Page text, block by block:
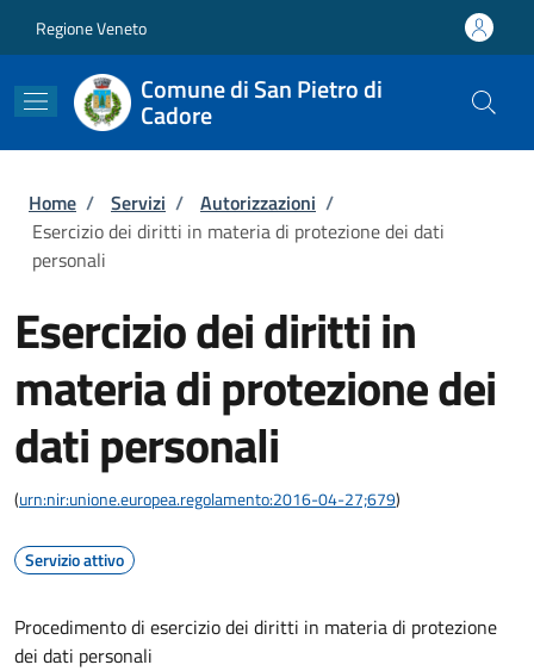
Regione Veneto
Comune di San Pietro di
Cadore
Briciole di pane
Home / Servizi / Autorizzazioni /
Esercizio dei diritti in materia di protezione dei dati
personali
Esercizio dei diritti in
materia di protezione dei
dati personali
(urn:nir:unione.europea.regolamento:2016-04-27;679)
Servizio attivo
Procedimento di esercizio dei diritti in materia di protezione
dei dati personali